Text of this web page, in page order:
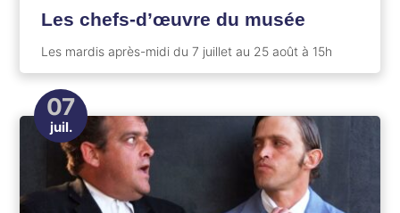
Les chefs-d’œuvre du musée
Les mardis après-midi du 7 juillet au 25 août à 15h
07
juil.